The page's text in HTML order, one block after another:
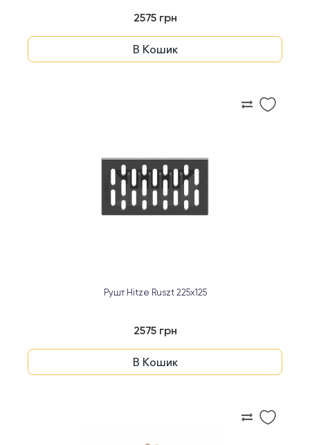
2575 грн
В Кошик
Рушт Hitze Ruszt 225х125
2575 грн
В Кошик